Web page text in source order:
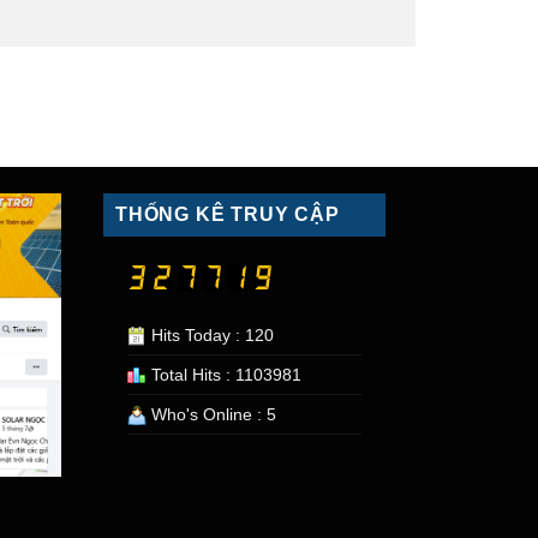
THỐNG KÊ TRUY CẬP
Hits Today : 120
Total Hits : 1103981
Who's Online : 5